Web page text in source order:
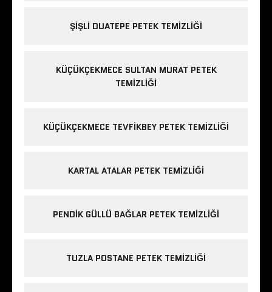
ŞIŞLI DUATEPE PETEK TEMIZLIĞI
KÜÇÜKÇEKMECE SULTAN MURAT PETEK
TEMIZLIĞI
KÜÇÜKÇEKMECE TEVFIKBEY PETEK TEMIZLIĞI
KARTAL ATALAR PETEK TEMIZLIĞI
PENDIK GÜLLÜ BAĞLAR PETEK TEMIZLIĞI
TUZLA POSTANE PETEK TEMIZLIĞI